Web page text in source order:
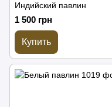
Индийский павлин
1 500 грн
Купить